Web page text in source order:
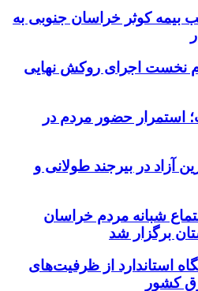
بیمه کوثر خراسان جنوبی به
نخست اجرای روکش نهایی
حضور مردم در
آزاد در بیرجند طولانی و
شبانه مردم خراسان
استاندارد از ظرفیت‌های
کشور